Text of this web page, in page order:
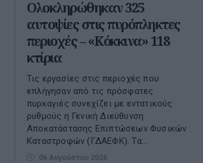
Ολοκληρώθηκαν 325
αυτοψίες στις πυρόπληκτες
περιοχές – «Κόκκινα» 118
κτίρια
Τις εργασίες στις περιοχές που
επλήγησαν από τις πρόσφατες
πυρκαγιές συνεχίζει με εντατικούς
ρυθμούς η Γενική Διεύθυνση
Αποκατάστασης Επιπτώσεων Φυσικών
Καταστροφών (ΓΔΑΕΦΚ). Τα...
06 Αυγούστου 2026